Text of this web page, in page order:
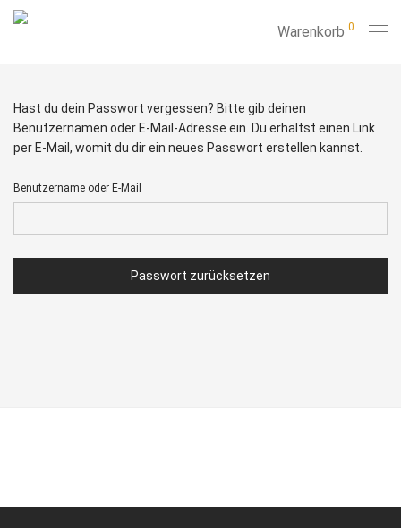
Warenkorb 0
Hast du dein Passwort vergessen? Bitte gib deinen
Benutzernamen oder E-Mail-Adresse ein. Du erhältst einen Link
per E-Mail, womit du dir ein neues Passwort erstellen kannst.
Benutzername oder E-Mail
Passwort zurücksetzen